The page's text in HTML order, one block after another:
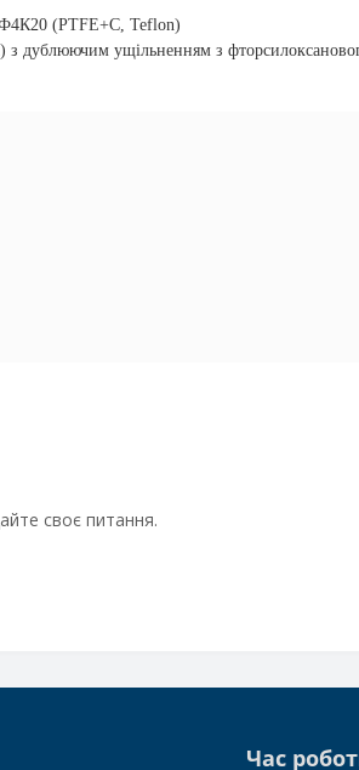
(PTFE+C, Teflon)
дублюючим ущільненням з
своє питання.
Час